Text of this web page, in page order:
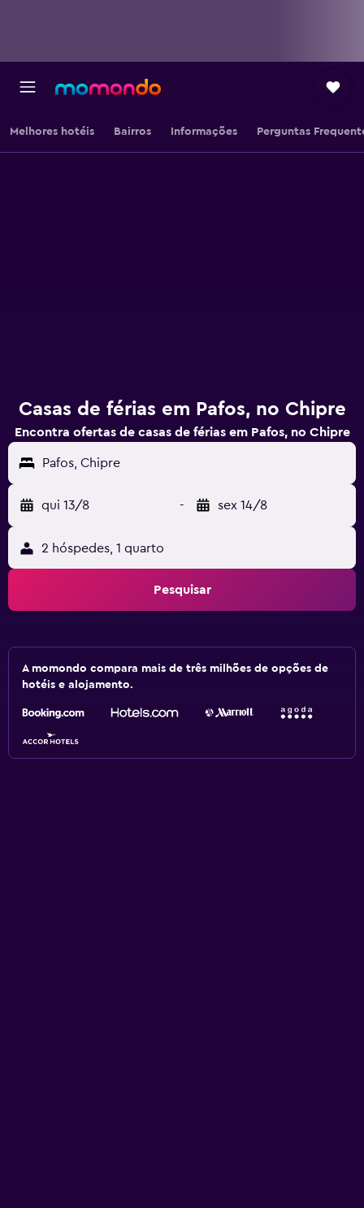
Melhores hotéis Bairros Informações Perguntas
Casas de férias em Pafos, no Chipre
Encontra ofertas de casas de férias em Pafos, no Chipre
Pafos, Chipre
qui 13/8 - sex 14/8
2 hóspedes, 1 quarto
Pesquisar
A momondo compara mais de três milhões de opções de
hotéis e alojamento.